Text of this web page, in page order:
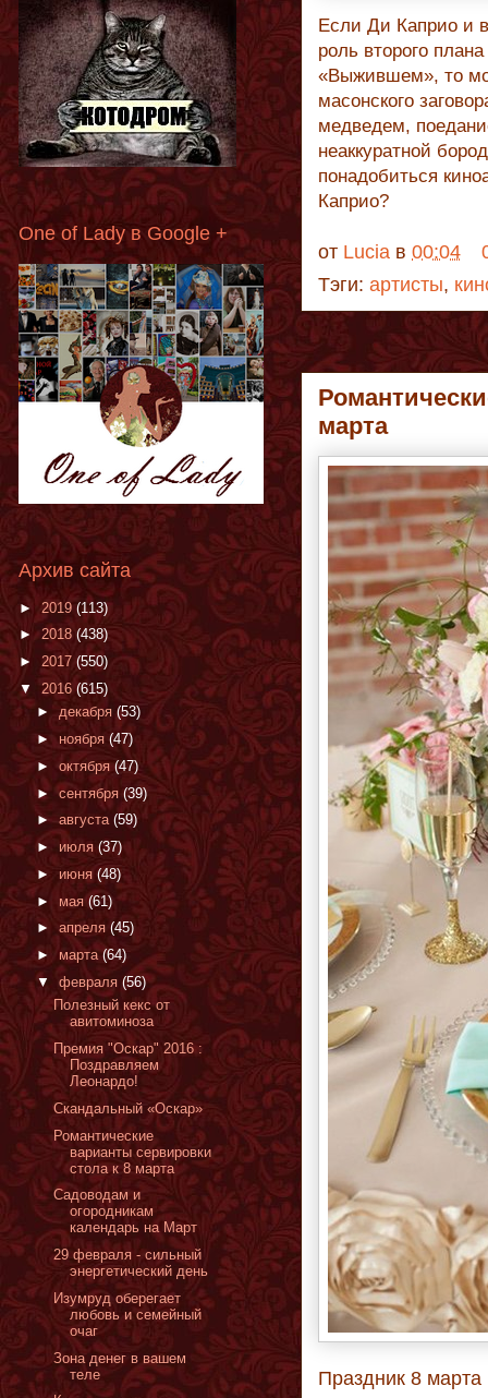
Если Ди Каприо и
роль второго
«Выжившем», то
масонского
медведем,
неаккуратной
понадобиться
Каприо?
от Lucia в 00:04
Тэги: артисты,
марта
Праздник 8
One of Lady в Google +
Архив сайта
► 2019 (113)
►2018 (438)
► 2017 (550)
▼ 2016(615)
► декабря (53)
►ноября (47)
► октября(47)
►сентября (39)
► августа (59)
► июля (37)
► июня (48)
► мая (61)
► апреля (45)
► марта(64)
▼ февраля (56)
Полезный кекс от
авитоминоза
Премия "Оскар" 2016 :
Поздравляем
Леонардо!
Скандальный «Оскар»
Романтические
варианты сервировки
стола к 8 марта
Садоводам и
огородникам
календарь на Март
29 февраля - сильный
энергетический день
Изумруд оберегает
любовь и семейный
очаг
Зона денег в вашем
теле